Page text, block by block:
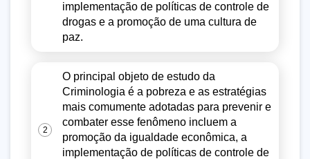
implementação de políticas de controle de
drogas e a promoção de uma cultura de
paz.
2
O principal objeto de estudo da
Criminologia é a pobreza e as estratégias
mais comumente adotadas para prevenir e
combater esse fenômeno incluem a
promoção da igualdade econômica, a
implementação de políticas de controle de